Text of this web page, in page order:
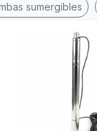
sumergibles